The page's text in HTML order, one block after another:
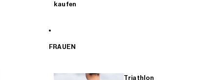
kaufen
FRAUEN
Triathlon